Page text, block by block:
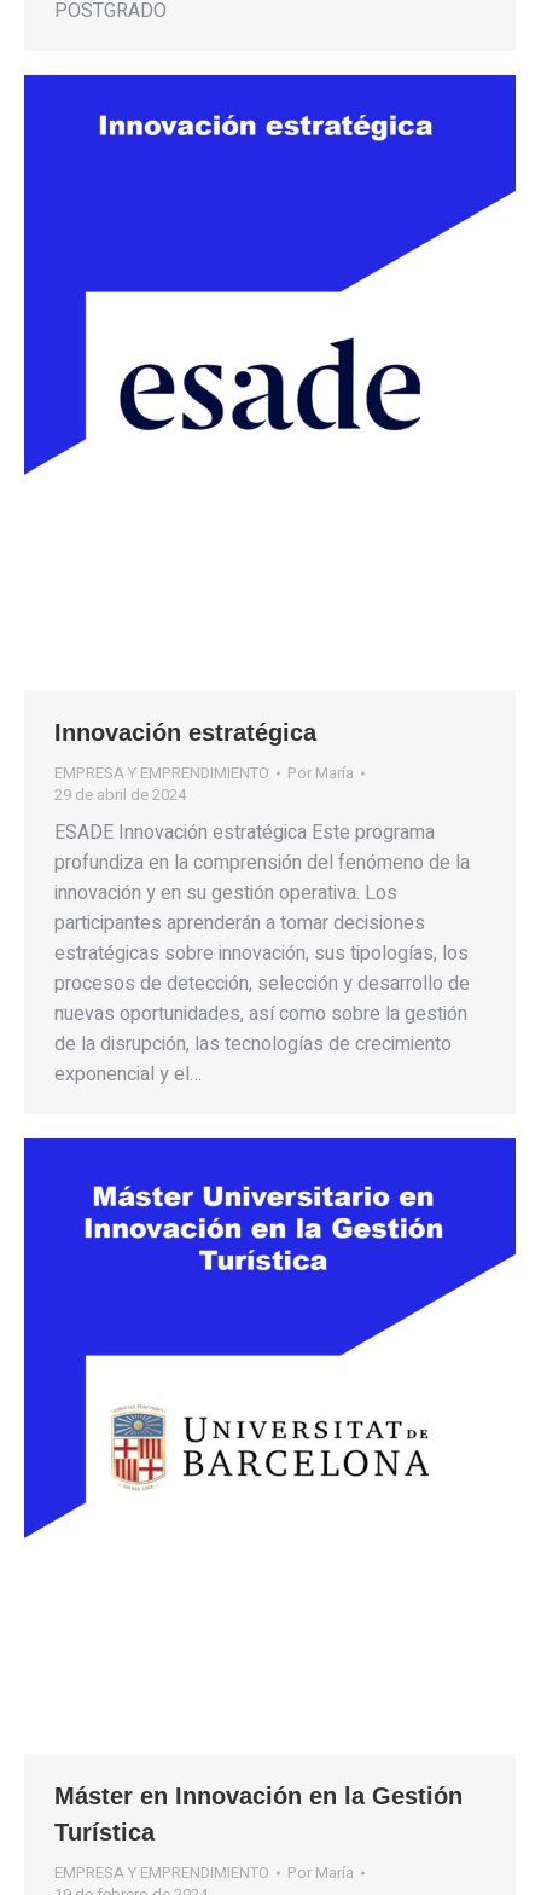
POSTGRADO
Innovación estratégica
EMPRESA Y EMPRENDIMIENTO Por María
29 de abril de 2024
ESADE Innovación estratégica Este programa
profundiza en la comprensión del fenómeno de la
innovación y en su gestión operativa. Los
participantes aprenderán a tomar decisiones
estratégicas sobre innovación, sus tipologías, los
procesos de detección, selección y desarrollo de
nuevas oportunidades, así como sobre la gestión
de la disrupción, las tecnologías de crecimiento
exponencial y el…
Máster en Innovación en la Gestión
Turística
EMPRESA Y EMPRENDIMIENTO Por María